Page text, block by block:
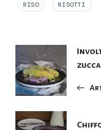
RISO RISOTTI
articoli